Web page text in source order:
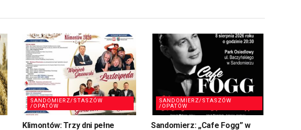
SANDOMIERZ/STASZÓW
/OPATÓW
Klimontów: Trzy dni pełne
SANDOMIERZ/STASZÓW
/OPATÓW
Sandomierz: „Cafe Fogg” w